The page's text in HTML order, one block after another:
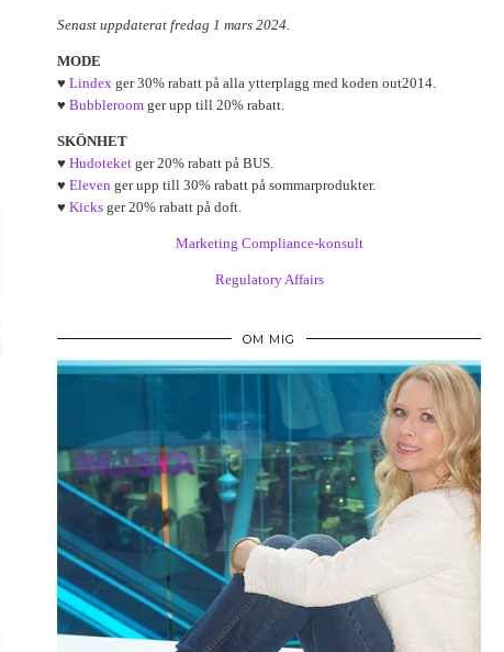
Senast uppdaterat fredag 1 mars 2024.
MODE
♥ Lindex ger 30% rabatt på alla ytterplagg med koden out2014.
♥ Bubbleroom ger upp till 20% rabatt.
SKÖNHET
♥ Hudoteket ger 20% rabatt på BUS.
♥ Eleven ger upp till 30% rabatt på sommarprodukter.
♥ Kicks ger 20% rabatt på doft.
Marketing Compliance-konsult
Regulatory Affairs
OM MIG